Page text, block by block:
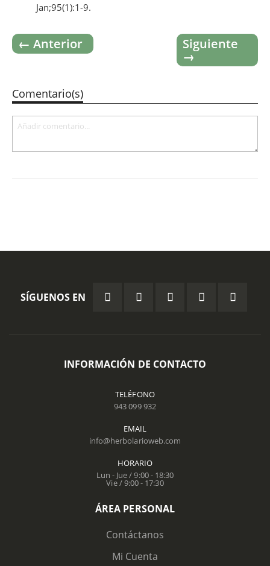
Jan;95(1):1-9.
← Anterior Siguiente
→
Comentario(s)
SÍGUENOS EN
INFORMACIÓN DE CONTACTO
TELÉFONO
943 099 932
EMAIL
info@herbolarioweb.com
HORARIO
Lun - Jue / 9:00 - 18:30
Vie / 9:00 - 17:30
ÁREA PERSONAL
Contáctanos
Mi Cuenta